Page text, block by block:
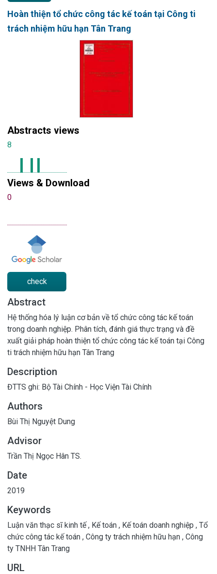
Hoàn thiện tổ chức công tác kế toán tại Công ti
trách nhiệm hữu hạn Tân Trang
Abstracts views
8
Views & Download
0
check
Abstract
Hệ thống hóa lý luận cơ bản về tổ chức công tác kế toán
trong doanh nghiệp. Phân tích, đánh giá thực trạng và đề
xuất giải pháp hoàn thiện tổ chức công tác kế toán tại Công
ti trách nhiệm hữu hạn Tân Trang
Description
ĐTTS ghi: Bộ Tài Chính - Học Viện Tài Chính
Authors
Bùi Thị Nguyệt Dung
Advisor
Trần Thị Ngọc Hân TS.
Date
2019
Keywords
Luận văn thạc sĩ kinh tế, Kế toán , Kế toán doanh nghiệp , Tổ
chức công tác kế toán , Công ty trách nhiệm hữu hạn , Công
ty TNHH Tân Trang
URL